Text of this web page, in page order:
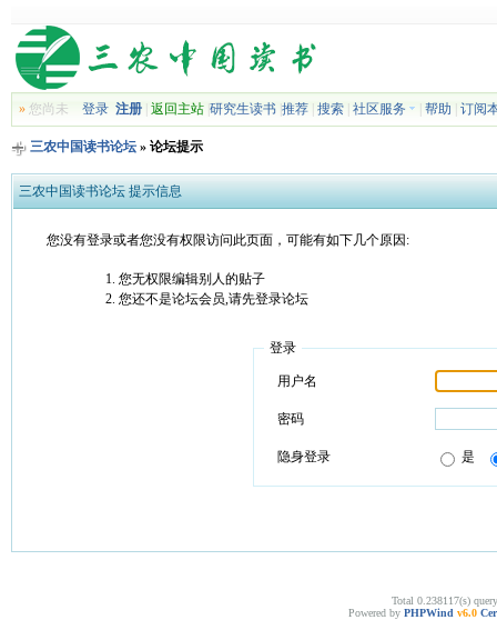
»您尚未 登录 注册| 返回主站| 研究生读书| 推荐| 搜索| 社区服务 帮助 订阅
三农中国读书论坛» 论坛提示
三农中国读书论坛 提示信息
您没有登录或者您没有权限访问此页面，可能有如下几个原因:
您无权限编辑别人的贴子
您还不是论坛会员,请先登录论坛
登录
用户名
密码
隐身登录 是
Total 0.238117(s)
Powered by PHPWind v6.0